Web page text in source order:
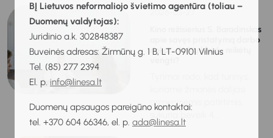
BĮ Lietuvos neformaliojo švietimo agentūra (toliau –
Duomenų valdytojas):
Juridinio a.k. 302848387
Buveinės adresas: Žirmūnų g. 1 B, LT-09101 Vilnius
Tel. (85) 277 2394
El. p. info@linesa.lt
Duomenų apsaugos pareigūno kontaktai:
tel. +370 604 66346, el. p. ada@linesa.lt
2026-03-27
Kino režisierius S. Baradinskas
apie savęs pristatymą darbo
rinkai – kokių klaidų reikėtų
asmeninėmis patirtimis,